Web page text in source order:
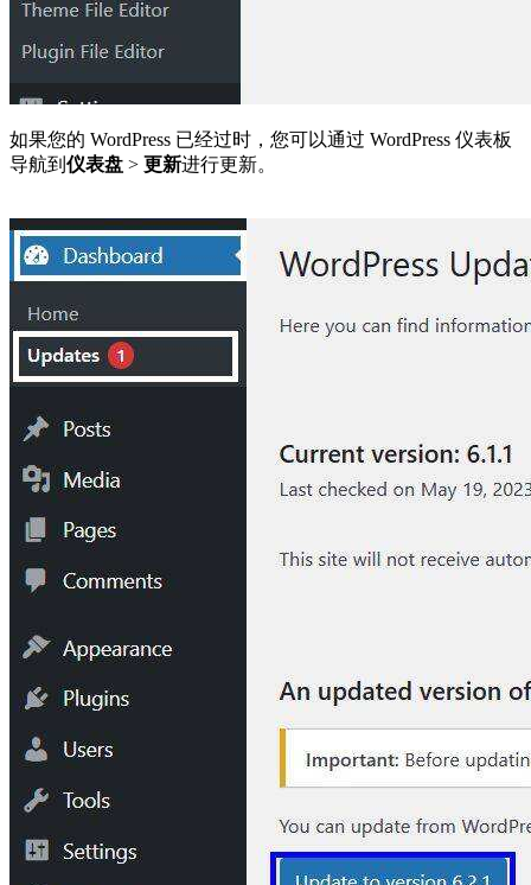
如果您的 WordPress 已经过时，您可以通过 WordPress 仪表板
导航到 仪表盘 > 更新进行更新。